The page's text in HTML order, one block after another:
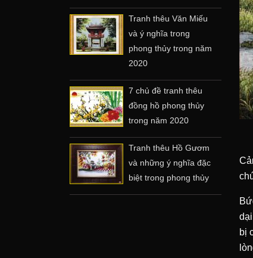
Tranh thêu Văn Miếu
và ý nghĩa trong
phong thủy trong năm
2020
7 chủ đề tranh thêu
đồng hồ phong thủy
trong năm 2020
Tranh thêu Hồ Gươm
và những ý nghĩa đặc
biệt trong phong thủy
bị